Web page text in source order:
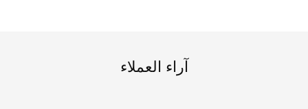
آراء العملاء